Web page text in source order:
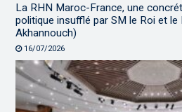
La RHN Maroc-France, une
politique insufflé par SM le Roi et
Akhannouch)
16/07/2026